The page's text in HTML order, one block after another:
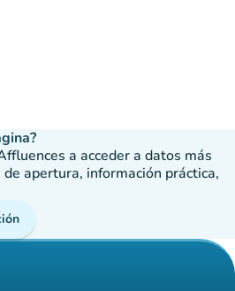
a acceder a datos más
apertura, información práctica,